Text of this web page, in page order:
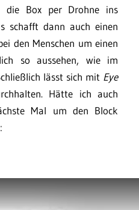
die Box per Drohne ins
schafft dann auch einen
den Menschen um einen
so aussehen, wie im
lässt sich mit Eye
Hätte ich auch
Mal um den Block